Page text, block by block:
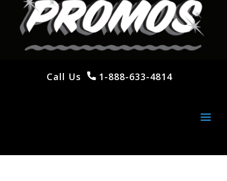
Call Us 1-888-633-4814